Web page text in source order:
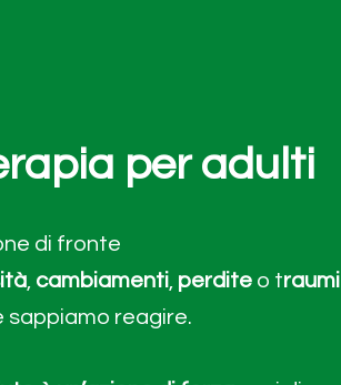
per adulti
di fronte
, cambiamenti, perdite o traumi
sappiamo reagire.